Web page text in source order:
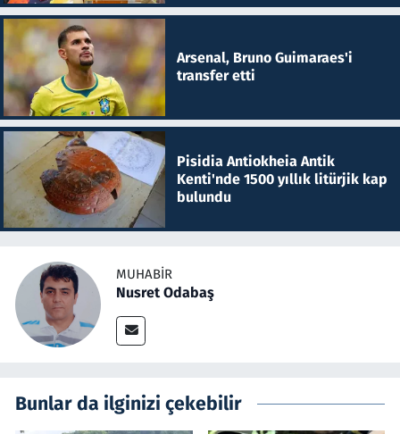
Arsenal, Bruno Guimaraes'i
transfer etti
Pisidia Antiokheia Antik
Kenti'nde 1500 yıllık litürjik kap
bulundu
MUHABIR
Nusret Odabaş
Bunlar da ilginizi çekebilir